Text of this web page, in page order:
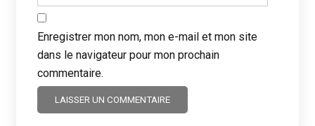
Enregistrer mon nom, mon e-mail et mon site
dans le navigateur pour mon prochain
commentaire.